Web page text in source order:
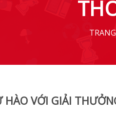
HÀO VỚI GIẢI